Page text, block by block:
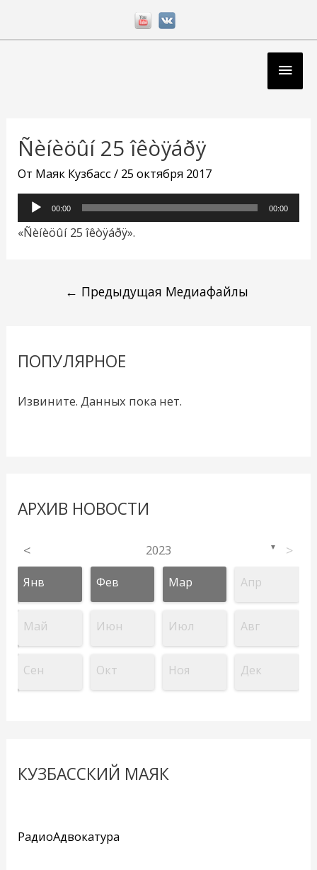
Ñèíèöûí 25 îêòÿáðÿ
От Маяк Кузбасс/ 25 октября 2017
Аудиоплеер
00:00 00:00
«Ñèíèöûí 25 îêòÿáðÿ».
записям
← Предыдущая Медиафайлы
ПОПУЛЯРНОЕ
Извините. Данных пока нет.
АРХИВ НОВОСТИ
< 2023 ▼ >
Янв Фев Мар Апр
Май Июн Июл Авг
Сен Окт Ноя Дек
КУЗБАССКИЙ МАЯК
РадиоАдвокатура